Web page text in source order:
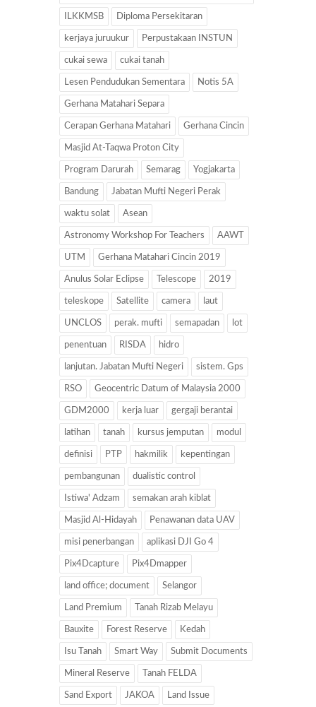
ILKKMSB Diploma Persekitaran
kerjaya juruukur Perpustakaan INSTUN
cukai sewa cukai tanah
Lesen Pendudukan Sementara Notis 5A
Gerhana Matahari Separa
Cerapan Gerhana Matahari Gerhana Cincin
Masjid At-Taqwa Proton City
Program Darurah Semarag Yogjakarta
Bandung Jabatan Mufti Negeri Perak
waktu solat Asean
Astronomy Workshop For Teachers AAWT
UTM Gerhana Matahari Cincin 2019
Anulus Solar Eclipse Telescope 2019
teleskope Satellite camera laut
UNCLOS perak. mufti semapadan lot
penentuan RISDA hidro
lanjutan. Jabatan Mufti Negeri sistem. Gps
RSO Geocentric Datum of Malaysia 2000
GDM2000 kerja luar gergaji berantai
latihan tanah kursus jemputan modul
definisi PTP hakmilik kepentingan
pembangunan dualistic control
Istiwa' Adzam semakan arah kiblat
Masjid Al-Hidayah Penawanan data UAV
misi penerbangan aplikasi DJI Go 4
Pix4Dcapture Pix4Dmapper
land office; document Selangor
Land Premium Tanah Rizab Melayu
Bauxite Forest Reserve Kedah
Isu Tanah Smart Way Submit Documents
Mineral Reserve Tanah FELDA
Sand Export JAKOA Land Issue